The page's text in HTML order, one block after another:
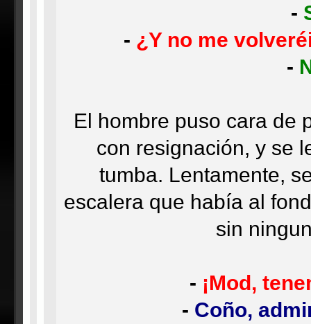
-
- ¿Y no me
-
El hombre puso cara de
con resignación, y se
tumba. Lentamente,
escalera que había al
sin
- ¡Mod,
- Coño,